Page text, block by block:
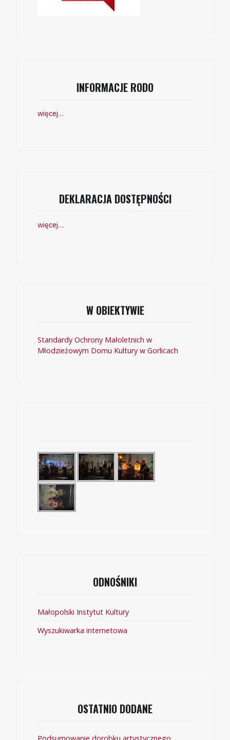
INFORMACJE RODO
więcej…
DEKLARACJA DOSTĘPNOŚCI
więcej…
W OBIEKTYWIE
Standardy Ochrony Małoletnich w
Młodzieżowym Domu Kultury w Gorlicach
ODNOŚNIKI
Małopolski Instytut Kultury
Wyszukiwarka internetowa
OSTATNIO DODANE